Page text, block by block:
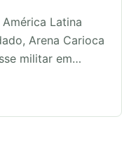
Latina
Arena Carioca
militar em…